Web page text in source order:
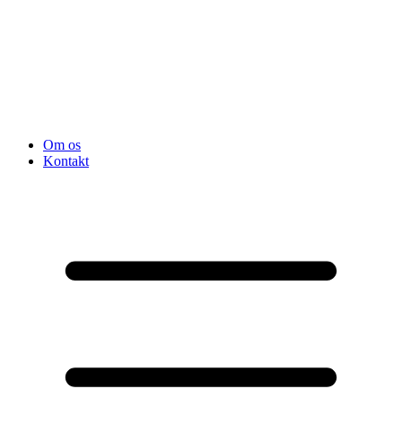
Om os
Kontakt